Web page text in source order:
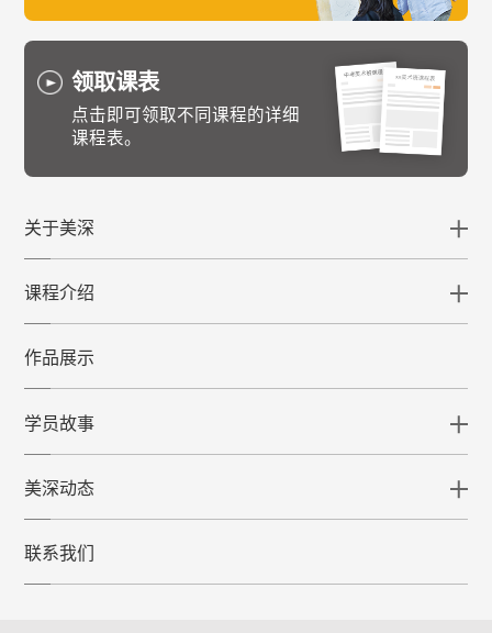
领取课表
点击即可领取不同课程的详细
课程表。
关于美深
课程介绍
作品展示
学员故事
美深动态
联系我们